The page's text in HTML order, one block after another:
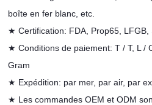
boîte en fer blanc, etc.
★Certification: FDA, Prop65, LFGB,
★ Conditions de paiement: T / T, L /
Gram
★ Expédition: par mer, par air, par
★ Les commandesOEM et ODM